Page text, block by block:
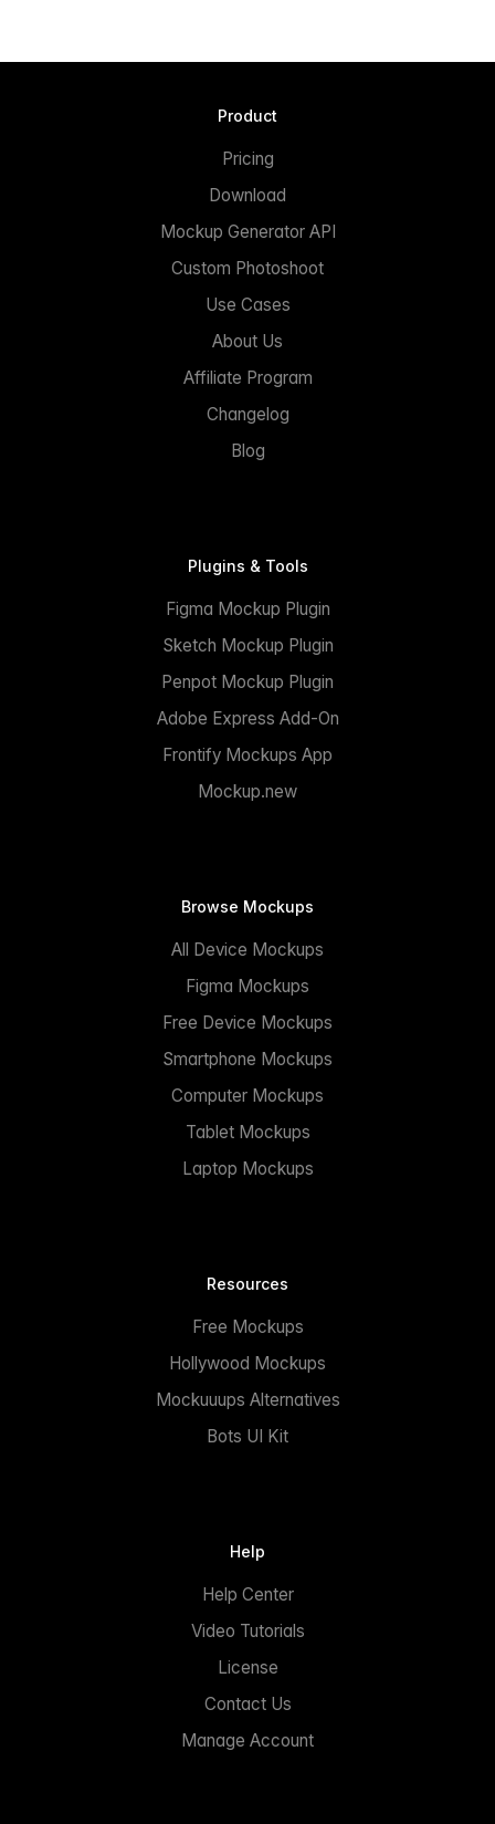
Product
Pricing
Download
Mockup Generator API
Custom Photoshoot
Use Cases
About Us
Affiliate Program
Changelog
Blog
Plugins & Tools
Figma Mockup Plugin
Sketch Mockup Plugin
Penpot Mockup Plugin
Adobe Express Add-On
Frontify Mockups App
Mockup.new
Browse Mockups
All Device Mockups
Figma Mockups
Free Device Mockups
Smartphone Mockups
Computer Mockups
Tablet Mockups
Laptop Mockups
Resources
Free Mockups
Hollywood Mockups
Mockuuups Alternatives
Bots UI Kit
Help
Help Center
Video Tutorials
License
Contact Us
Manage Account